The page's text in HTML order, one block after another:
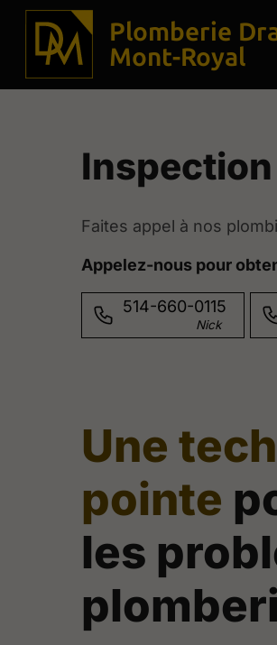
Plomberie
Mont-Royal
Faites appel à nos
Appelez-nous pour
514-660-0115
Nick
Une
pointe
les